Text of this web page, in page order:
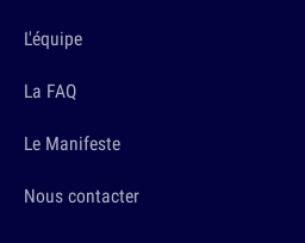
L'équipe
La FAQ
Le Manifeste
Nous contacter